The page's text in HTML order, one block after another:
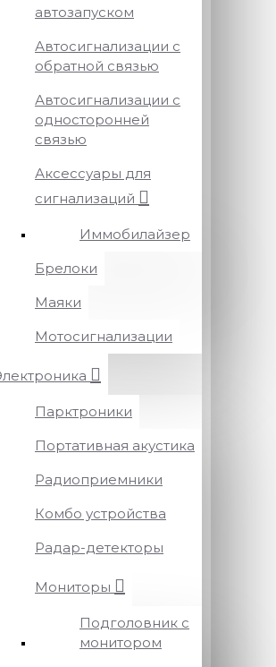
автозапуском
Автосигнализации с
обратной связью
Автосигнализации с
односторонней
связью
Аксессуары для
сигнализаций
Иммобилайзер
Брелоки
Маяки
Мотосигнализации
Парктроники
Портативная акустика
Радиоприемники
Комбо устройства
Радар-детекторы
Мониторы
Подголовник с
монитором